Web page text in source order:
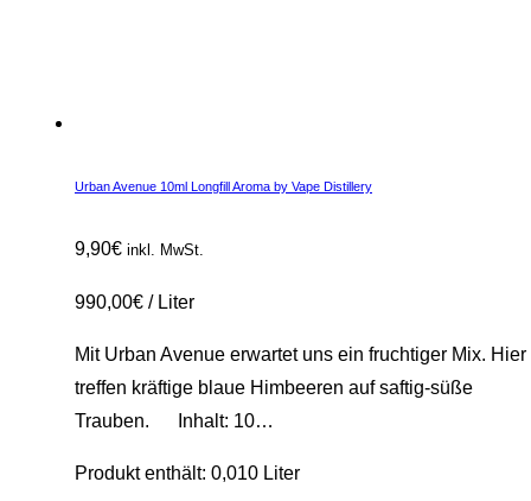
Urban Avenue 10ml Longfill Aroma by Vape Distillery
9,90€ inkl. MwSt.
990,00€ / Liter
Mit Urban Avenue erwartet uns ein fruchtiger Mix. Hier
treffen kräftige blaue Himbeeren auf saftig-süße
Trauben. Inhalt: 10…
Produkt enthält: 0,010 Liter